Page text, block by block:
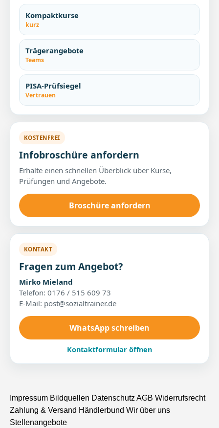
Kompaktkurse
kurz
Trägerangebote
Teams
PISA-Prüfsiegel
Vertrauen
KOSTENFREI
Infobroschüre anfordern
Erhalte einen schnellen Überblick über Kurse,
Prüfungen und Angebote.
Broschüre anfordern
KONTAKT
Fragen zum Angebot?
Mirko Mieland
Telefon: 0176 / 515 609 73
E-Mail: post@sozialtrainer.de
WhatsApp schreiben
Kontaktformular öffnen
Impressum Bildquellen DatenschutzAGB Widerrufsrecht
Zahlung & Versand Händlerbund Wir über uns
Stellenangebote